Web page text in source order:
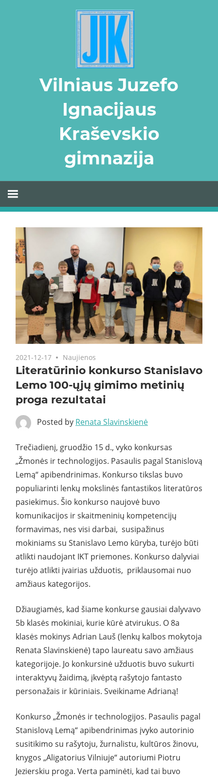
Vilniaus Juzefo
Ignacijaus
Kraševskio
gimnazija
2021-12-17 Naujienos
Literatūrinio konkurso Stanislavo
Lemo 100-ųjų gimimo metinių
proga rezultatai
Posted by Renata Slavinskienė
Trečiadienį, gruodžio 15 d., vyko konkursas
„Žmonės ir technologijos. Pasaulis pagal Stanislovą
Lemą“ apibendrinimas. Konkurso tikslas buvo
populiarinti lenkų mokslinės fantastikos literatūros
pasiekimus. Šio konkurso naujovė buvo
komunikacijos ir skaitmeninių kompetencijų
formavimas, nes visi darbai, susipažinus
mokiniams su Stanislavo Lemo kūryba, turėjo būti
atlikti naudojant IKT priemones. Konkurso dalyviai
turėjo atlikti įvairias užduotis, priklausomai nuo
amžiaus kategorijos.
Džiaugiamės, kad šiame konkurse gausiai dalyvavo
5b klasės mokiniai, kurie kūrė atvirukus. O 8a
klasės mokinys Adrian Lauš (lenkų kalbos mokytoja
Renata Slavinskienė) tapo laureatu savo amžiaus
kategorijoje. Jo konkursinė užduotis buvo sukurti
interaktyvų žaidimą, įkvėptą rašytojo fantasto
personažais ir kūriniais. Sveikiname Adrianą!
Konkurso „Žmonės ir technologijos. Pasaulis pagal
Stanislovą Lemą“ apibendrinimas įvyko autorinio
susitikimo su rašytoju, žurnalistu, kultūros žinovu,
knygos „Aligatorius Vilniuje“ autoriumi Piotru
Jezierskiu proga. Verta paminėti, kad tai buvo